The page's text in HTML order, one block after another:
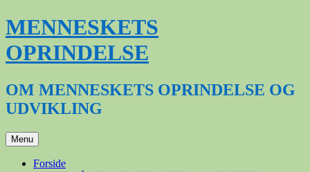
Hop
til
indhold
MENNESKETS
OPRINDELSE
OM MENNESKETS OPRINDELSE OG
UDVIKLING
Menu
Forside